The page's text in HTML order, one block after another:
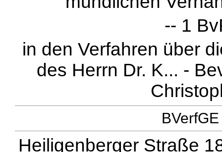
-- 1
in den Verfahren über
des Herrn Dr. K... -
Heiligenberger Straße